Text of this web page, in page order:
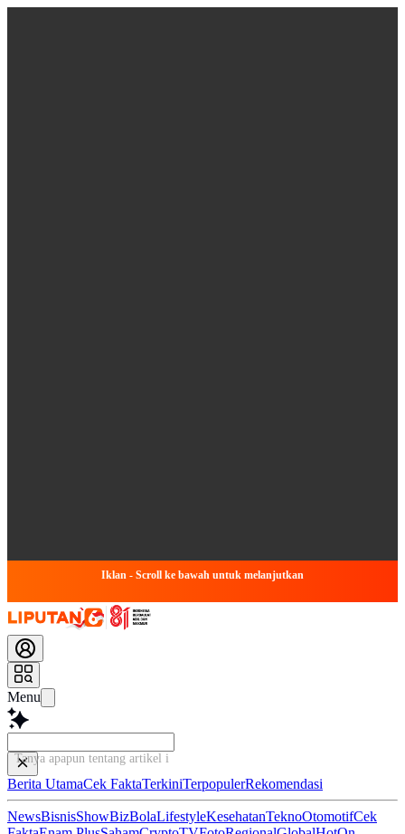
Iklan - Scroll ke bawah untuk melanjutkan
Menu
Tanya apapun tentang artikel ini...
Berita UtamaCek FaktaTerkiniTerpopulerRekomendasi
NewsBisnisShowBizBolaLifestyleKesehatanTeknoOtomotifCek